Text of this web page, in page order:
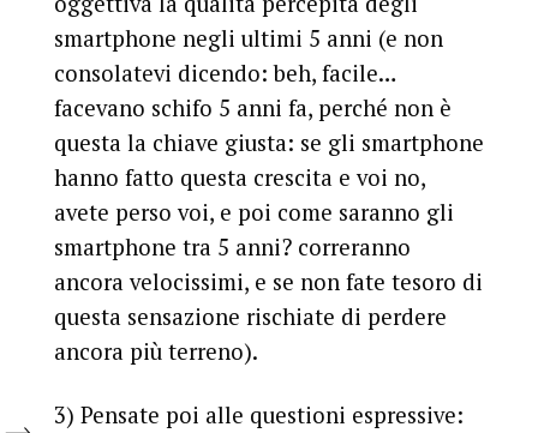
smartphone negli ultimi 5 anni (e non
consolatevi dicendo: beh, facile…
facevano schifo 5 anni fa, perché non è
questa la chiave giusta: se gli smartphone
hanno fatto questa crescita e voi no,
avete perso voi, e poi come saranno gli
smartphone tra 5 anni? correranno
ancora velocissimi, e se non fate tesoro di
questa sensazione rischiate di perdere
ancora più terreno).
3) Pensate poi alle questioni espressive: